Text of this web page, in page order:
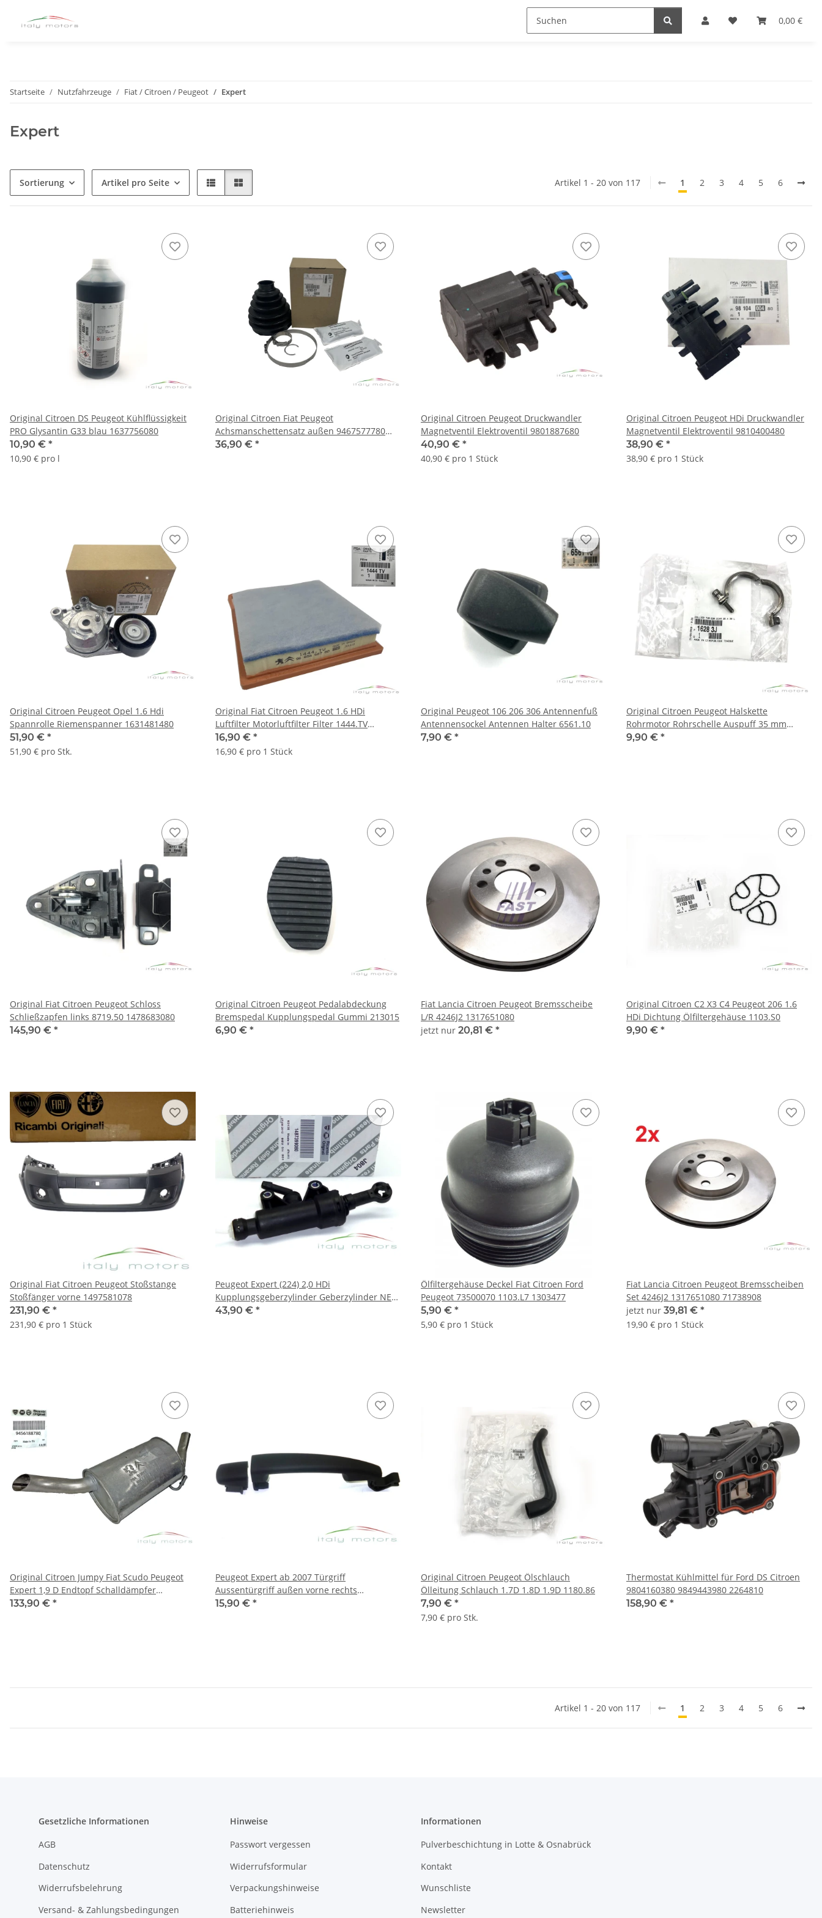
0,00 €
Startseite Nutzfahrzeuge Fiat / Citroen / Peugeot Expert
Expert
Sortierung Artikel pro Seite Artikel 1 - 20 von 117 1 2 3 4 5 6
Original Citroen DS Peugeot Kühlflüssigkeit
PRO Glysantin G33 blau 1637756080
10,90 € *
10,90 € pro l
Original Citroen Fiat Peugeot
Achsmanschettensatz außen 9467577780
3293.C7
36,90 € *
Original Citroen Peugeot Druckwandler
Magnetventil Elektroventil 9801887680
40,90 € *
40,90 € pro 1 Stück
Original Citroen Peugeot HDi Druckwandler
Magnetventil Elektroventil 9810400480
38,90 € *
38,90 € pro 1 Stück
Original Citroen Peugeot Opel 1.6 Hdi
Spannrolle Riemenspanner 1631481480
51,90 € *
51,90 € pro Stk.
Original Fiat Citroen Peugeot 1.6 HDi
Luftfilter Motorluftfilter Filter 1444.TV
9685468780
16,90 € *
16,90 € pro 1 Stück
Original Peugeot 106 206 306 Antennenfuß
Antennensockel Antennen Halter 6561.10
7,90 € *
Original Citroen Peugeot Halskette
Rohrmotor Rohrschelle Auspuff 35 mm
16283J
9,90 € *
Original Fiat Citroen Peugeot Schloss
Schließzapfen links 8719.50 1478683080
145,90 € *
Original Citroen Peugeot Pedalabdeckung
Bremspedal Kupplungspedal Gummi 213015
6,90 € *
Fiat Lancia Citroen Peugeot Bremsscheibe
L/R 4246J2 1317651080
jetzt nur 20,81 € *
Original Citroen C2 X3 C4 Peugeot 206 1.6
HDi Dichtung Ölfiltergehäuse 1103.S0
9,90 € *
Original Fiat Citroen Peugeot Stoßstange
Stoßfänger vorne 1497581078
231,90 € *
231,90 € pro 1 Stück
Peugeot Expert (224) 2,0 HDi
Kupplungsgeberzylinder Geberzylinder NEU
1487399080
43,90 € *
Ölfiltergehäuse Deckel Fiat Citroen Ford
Peugeot 73500070 1103.L7 1303477
5,90 € *
5,90 € pro 1 Stück
Fiat Lancia Citroen Peugeot Bremsscheiben
Set 4246J2 1317651080 71738908
jetzt nur 39,81 € *
19,90 € pro 1 Stück
Original Citroen Jumpy Fiat Scudo Peugeot
Expert 1,9 D Endtopf Schalldämpfer
9456188780
133,90 € *
Peugeot Expert ab 2007 Türgriff
Aussentürgriff außen vorne rechts
9681634988
15,90 € *
Original Citroen Peugeot Ölschlauch
Ölleitung Schlauch 1.7D 1.8D 1.9D 1180.86
7,90 € *
7,90 € pro Stk.
Thermostat Kühlmittel für Ford DS Citroen
9804160380 9849443980 2264810
158,90 € *
Artikel 1 - 20 von 117 1 2 3 4 5 6
Gesetzliche Informationen
AGB
Datenschutz
Widerrufsbelehrung
Versand- & Zahlungsbedingungen
Hinweise
Passwort vergessen
Widerrufsformular
Verpackungshinweise
Batteriehinweis
Informationen
Pulverbeschichtung in Lotte & Osnabrück
Kontakt
Wunschliste
Newsletter